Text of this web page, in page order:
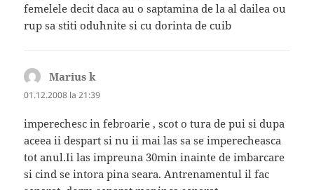
femelele decit daca au o saptamina de la al dailea ou
rup sa stiti oduhnite si cu dorinta de cuib
Marius k
01.12.2008 la 21:39
imperechesc in febroarie , scot o tura de pui si dupa
aceea ii despart si nu ii mai las sa se imperecheasca
tot anul.Ii las impreuna 30min inainte de imbarcare
si cind se intora pina seara. Antrenamentul il fac